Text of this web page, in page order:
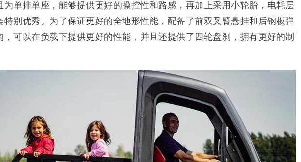
为单排单座，能够提供更好的操控性和路感，再加上采用小轮胎，电耗层
特别优秀。为了保证更好的全地形性能，配备了前双叉臂悬挂和后钢板弹
，可以在负载下提供更好的性能，并且还提供了四轮盘刹，拥有更好的制